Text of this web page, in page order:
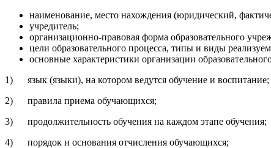
наименование, место нахождения (юридический,
учредитель;
организационно-правовая форма образовательного
цели образовательного процесса, типы и виды
основные характеристики организации
1) язык (языки), на котором ведутся обучение и воспитание;
2) правила приема обучающихся;
3) продолжительность обучения на каждом этапе обучения;
4) порядок и основания отчисления обучающихся;